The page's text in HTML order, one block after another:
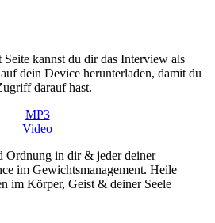
kannst du dir das Interview als
dein Device herunterladen, damit du
darauf hast.
MP3
Video
Ordnung in dir & jeder deiner
im Gewichtsmanagement. Heile
im Körper, Geist & deiner Seele